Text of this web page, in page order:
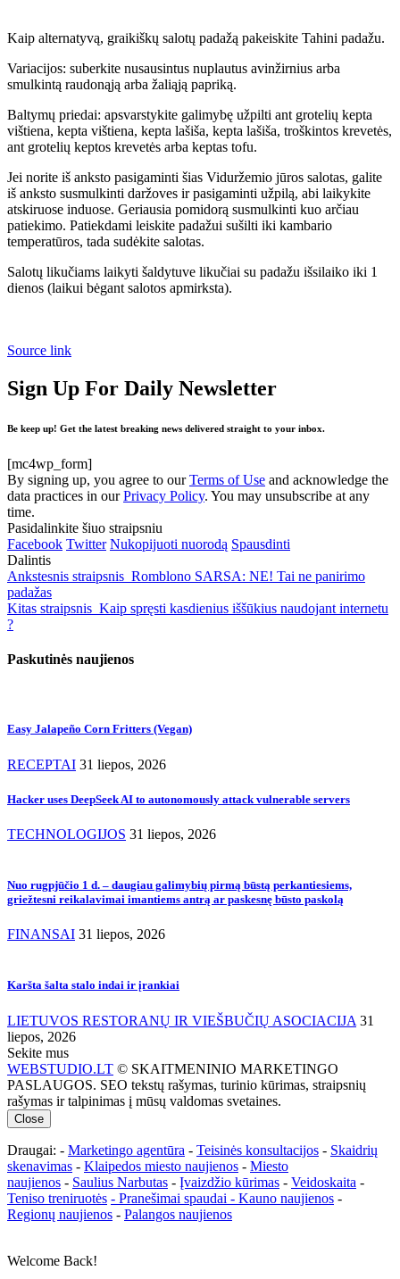
Kaip alternatyvą, graikiškų salotų padažą pakeiskite Tahini padažu.
Variacijos: suberkite nusausintus nuplautus avinžirnius arba
smulkintą raudonąją arba žaliąją papriką.
Baltymų priedai: apsvarstykite galimybę užpilti ant grotelių kepta
vištiena, kepta vištiena, kepta lašiša, kepta lašiša, troškintos krevetės,
ant grotelių keptos krevetės arba keptas tofu.
Jei norite iš anksto pasigaminti šias Viduržemio jūros salotas, galite
iš anksto susmulkinti daržoves ir pasigaminti užpilą, abi laikykite
atskiruose induose. Geriausia pomidorą susmulkinti kuo arčiau
patiekimo. Patiekdami leiskite padažui sušilti iki kambario
temperatūros, tada sudėkite salotas.
Salotų likučiams laikyti šaldytuve likučiai su padažu išsilaiko iki 1
dienos (laikui bėgant salotos apmirksta).
Source link
Sign Up For Daily Newsletter
Be keep up! Get the latest breaking news delivered straight to your inbox.
[mc4wp_form]
By signing up, you agree to ourTerms of Use and acknowledge the
data practices in ourPrivacy Policy. You may unsubscribe at any
time.
Pasidalinkite šiuo straipsniu
Facebook Twitter Nukopijuoti nuorodą Spausdinti
Dalintis
Ankstesnis straipsnis Romblono SARSA: NE! Tai ne panirimo
padažas
Kitas straipsnis Kaip spręsti kasdienius iššūkius naudojant internetu
?
Paskutinės naujienos
Easy Jalapeño Corn Fritters (Vegan)
RECEPTAI 31 liepos, 2026
Hacker uses DeepSeek AI to autonomously attack vulnerable servers
TECHNOLOGIJOS 31 liepos, 2026
Nuo rugpjūčio 1 d. – daugiau galimybių pirmą būstą perkantiesiems,
griežtesni reikalavimai imantiems antrą ar paskesnę būsto paskolą
FINANSAI 31 liepos, 2026
Karšta šalta stalo indai ir įrankiai
LIETUVOS RESTORANŲ IR VIEŠBUČIŲ ASOCIACIJA 31
liepos, 2026
Sekite mus
WEBSTUDIO.LT © SKAITMENINIO MARKETINGO
PASLAUGOS. SEO tekstų rašymas, turinio kūrimas, straipsnių
rašymas ir talpinimas į mūsų valdomas svetaines.
Close
Draugai: - Marketingo agentūra - Teisinės konsultacijos - Skaidrių
skenavimas - Klaipedos miesto naujienos - Miesto
naujienos - Saulius Narbutas - Įvaizdžio kūrimas - Veidoskaita -
Teniso treniruotės - Pranešimai spaudai - Kauno naujienos -
Regionų naujienos - Palangos naujienos
Welcome Back!